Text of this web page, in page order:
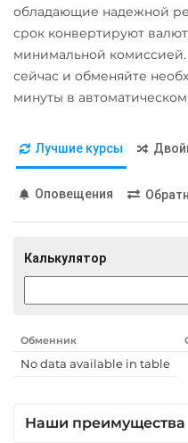
обладающие надежной
срок конвертируют
минимальной
сейчас и обменяйте
минуты в
Лучшие курсы
Оповещения
Калькулятор
Обменник
No data available in table
Наши преимущества